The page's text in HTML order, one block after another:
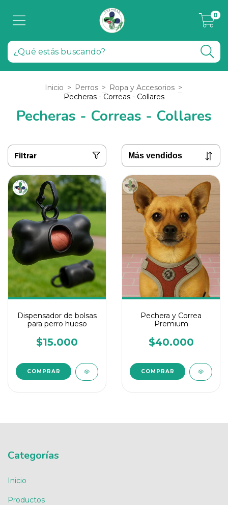
0
Inicio > Perros > Ropa y Accesorios >
Pecheras - Correas - Collares
Pecheras - Correas - Collares
Filtrar
Dispensador de bolsas
para perro hueso
$15.000
COMPRAR
Pechera y Correa
Premium
$40.000
COMPRAR
Categorías
Inicio
Productos